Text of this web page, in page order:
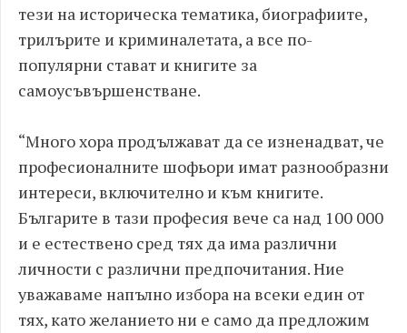
тези на историческа тематика, биографиите,
трилърите и криминалетата, а все по-
популярни стават и книгите за
самоусъвършенстване.
“Много хора продължават да се изненадват, че
професионалните шофьори имат разнообразни
интереси, включително и към книгите.
Българите в тази професия вече са над 100 000
и е естествено сред тях да има различни
личности с различни предпочитания. Ние
уважаваме напълно избора на всеки един от
тях, като желанието ни е само да предложим